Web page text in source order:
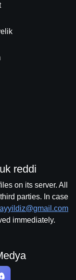
reddi
on its server. All
parties. In case
immediately.